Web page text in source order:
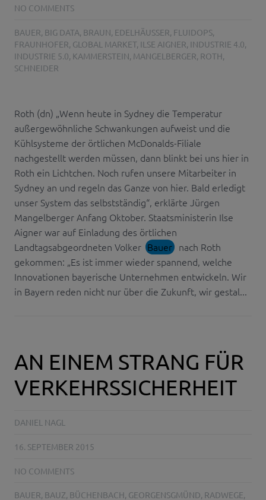
NO COMMENTS
BAUER, BIG DATA, BRAUN, EDELHÄUSSER , FLUIDOPS,
FRAUNHOFER, GLOBAL MARKET, ILSE AIGNER, INDUSTRIE 4.0,
INDUSTRIE 5.0, KAMMERSTEIN, MANGELBERGER, ROTH,
SCHNEIDER
Roth (dn) „Wenn heute in Sydney die Temperatur
außergewöhnliche Schwankungen aufweist und die
Kühlsysteme der örtlichen McDonalds-Filiale
nachgestellt werden müssen, dann blinkt bei uns hier in
Roth ein Lichtchen. Noch rufen unsere Mitarbeiter in
Sydney an und regeln das Ganze von hier. Bald erledigt
unser System das selbstständig“, erklärte Jürgen
Mangelberger Anfang Oktober. Staatsministerin Ilse
Aigner war auf Einladung des örtlichen
Landtagsabgeordneten Volker Bauer nach Roth
gekommen: „Es ist immer wieder spannend, welche
Innovationen bayerische Unternehmen entwickeln. Wir
in Bayern reden nicht nur über die Zukunft, wir gestal...
AN EINEM STRANG FÜR
VERKEHRSSICHERHEIT
DANIEL NAGL
16. SEPTEMBER 2015
NO COMMENTS
BAUER, BAUZ, BÜCHENBACH, GEORGENSGMÜND, RADWEGE,